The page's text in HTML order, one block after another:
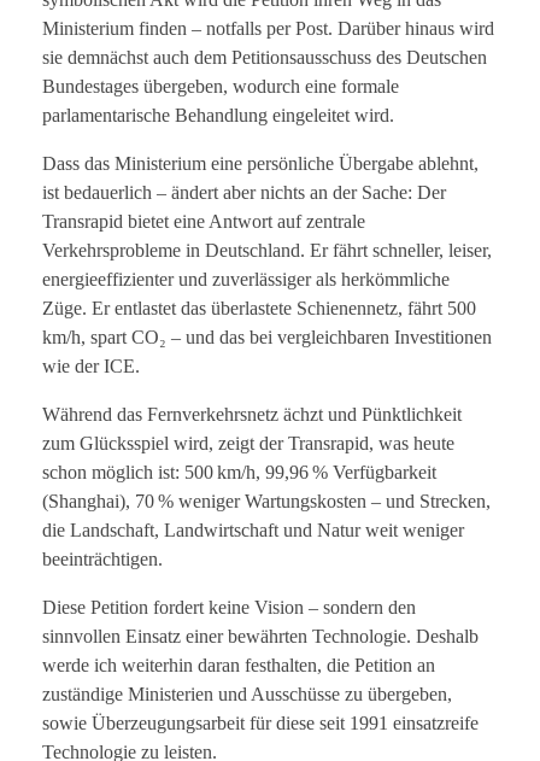
Ministerium finden – notfalls per Post. Darüber hinaus wird
sie demnächst auch dem Petitionsausschuss des Deutschen
Bundestages übergeben, wodurch eine formale
parlamentarische Behandlung eingeleitet wird.
Dass das Ministerium eine persönliche Übergabe ablehnt,
ist bedauerlich – ändert aber nichts an der Sache: Der
Transrapid bietet eine Antwort auf zentrale
Verkehrsprobleme in Deutschland. Er fährt schneller, leiser,
energieeffizienter und zuverlässiger als herkömmliche
Züge. Er entlastet das überlastete Schienennetz, fährt 500
km/h, spart CO₂ – und das bei vergleichbaren Investitionen
wie der ICE.
Während das Fernverkehrsnetz ächzt und Pünktlichkeit
zum Glücksspiel wird, zeigt der Transrapid, was heute
schon möglich ist: 500 km/h, 99,96 % Verfügbarkeit
(Shanghai), 70 % weniger Wartungskosten – und Strecken,
die Landschaft, Landwirtschaft und Natur weit weniger
beeinträchtigen.
Diese Petition fordert keine Vision – sondern den
sinnvollen Einsatz einer bewährten Technologie. Deshalb
werde ich weiterhin daran festhalten, die Petition an
zuständige Ministerien und Ausschüsse zu übergeben,
sowie Überzeugungsarbeit für diese seit 1991 einsatzreife
Technologie zu leisten.